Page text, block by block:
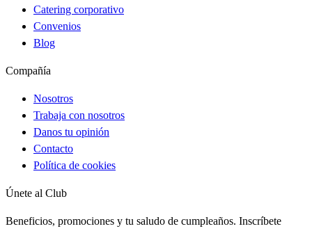
Catering corporativo
Convenios
Blog
Compañía
Nosotros
Trabaja con nosotros
Danos tu opinión
Contacto
Política de cookies
Únete al Club
Beneficios, promociones y tu saludo de cumpleaños. Inscríbete